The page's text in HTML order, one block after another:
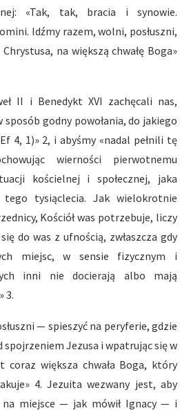
«Tak, tak, bracia i synowie.
Idźmy razem, wolni, posłuszni,
na większą chwałę Boga»
II i Benedykt XVI zachęcali nas,
godny powołania, do jakiego
4, 1)» 2, i abyśmy «nadal pełnili tę
wierności pierwotnemu
kościelnej i społecznej, jaka
tysiąclecia. Jak wielokrotnie
Kościół was potrzebuje, liczy
do was z ufnością, zwłaszcza gdy
miejsc, w sensie fizycznym i
inni nie docierają albo mają
3.
— spieszyć na peryferie, gdzie
spojrzeniem Jezusa i wpatrując się w
większa chwała Boga, który
4. Jezuita wezwany jest, aby
na miejsce — jak mówił Ignacy — i